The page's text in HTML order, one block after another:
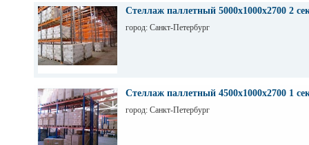
Стеллаж паллетный 5000х1000х2700 2
город: Санкт-Петербург
Стеллаж паллетный 4500х1000х2700 1
город: Санкт-Петербург